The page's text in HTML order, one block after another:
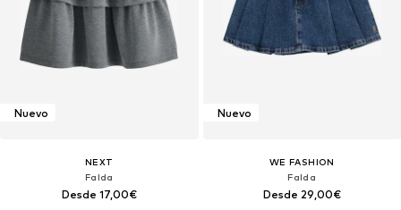
Nuevo
NEXT
Falda
Desde 17,00€
Nuevo
WE FASHION
Falda
Desde 29,00€